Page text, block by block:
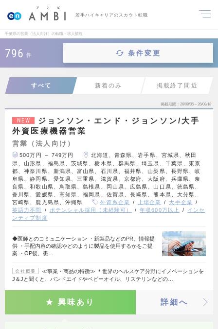
若手ハイキャリアのスカウト転職
千葉県の営業（法人向け）の転職・求人情報
796 件 条件変更
すべて 新着のみ 掲載終了間近
掲載期間 26/08/05～26/08/18
NEW
ジョンソン・エンド・ジョンソン/大手
外資医療機器営業
営業（法人向け）
500万円 ～ 749万円
北海道、青森県、岩手県、宮城県、秋田
県、山形県、福島県、茨城県、栃木県、群馬県、埼玉県、千葉県、東京
都、神奈川県、新潟県、富山県、石川県、福井県、山梨県、長野県、岐
阜県、静岡県、愛知県、三重県、滋賀県、京都府、大阪府、兵庫県、奈
良県、和歌山県、鳥取県、島根県、岡山県、広島県、山口県、徳島県、
香川県、愛媛県、高知県、福岡県、佐賀県、長崎県、熊本県、大分県、
宮崎県、鹿児島県、沖縄県
外資系企業 上場企業
大手企業
英語力不問
ポテンシャル採用（未経験可） 年収600万以上
インセ
ンティブ制度
◆医師とのコミュニケーション ・新製品などのPR、情報提
供 ・手配内容の確認やどのように製品を使用するかをご提
案 ・OP後、患…
会社概要
≪事業・商品の特徴≫ ＊世界のヘルスケア分野にイノベーションを
J＆Jと聞くと、バンドエイドやベビーオイル、リステリンなどの…
興味あり 詳細へ